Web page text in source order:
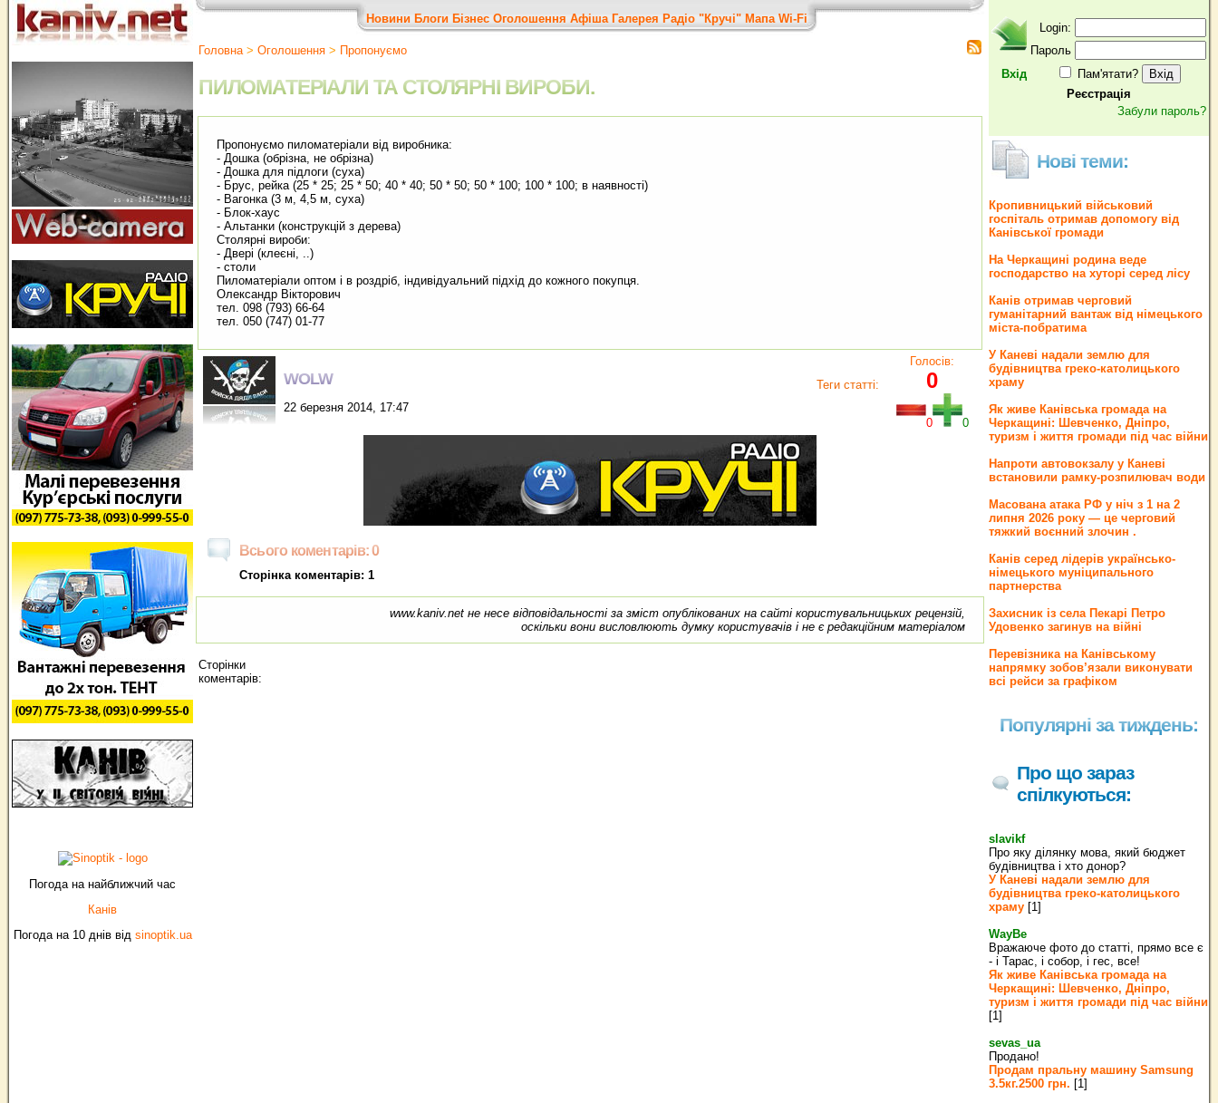
Погода на найближчий час
Канів
Погода на 10 днів від sinoptik.ua
Новини Блоги Бізнес Оголошення Афіша Галерея Радіо "Кручі" Мапа Wi-Fi
Головна> Оголошення > Пропонуємо
ПИЛОМАТЕРІАЛИ ТА СТОЛЯРНІ ВИРОБИ.
Пропонуємо пиломатеріали від виробника:
- Дошка (обрізна, не обрізна)
- Дошка для підлоги (суха)
- Брус, рейка (25 * 25; 25 * 50; 40 * 40; 50 * 50; 50 * 100; 100 * 100; в наявності)
- Вагонка (3 м, 4,5 м, суха)
- Блок-хаус
- Альтанки (конструкцій з дерева)
Столярні вироби:
- Двері (клеєні, ..)
- столи
Пиломатеріали оптом і в роздріб, індивідуальний підхід до кожного покупця.
Олександр Вікторович
тел. 098 (793) 66-64
тел. 050 (747) 01-77
WOLW
22 березня 2014, 17:47
Теги статті:
Голосів:
0
0 0
Всього коментарів: 0
Сторінка коментарів: 1
www.kaniv.net не несе відповідальності за зміст опублікованих на сайті користувальницьких рецензій,
оскільки вони висловлюють думку користувачів і не є редакційним матеріалом
Сторінки
коментарів:
Вхід
Login:
Пароль
Пам'ятати?
Реєстрація
Забули пароль?
Нові теми:
Кропивницький військовий
госпіталь отримав допомогу від
Канівської громади
На Черкащині родина веде
господарство на хуторі серед лісу
Канів отримав черговий
гуманітарний вантаж від німецького
міста-побратима
У Каневі надали землю для
будівництва греко‐католицького
храму
Як живе Канівська громада на
Черкащині: Шевченко, Дніпро,
туризм і життя громади під час війни
Напроти автовокзалу у Каневі
встановили рамку-розпилювач води
Масована атака РФ у ніч з 1 на 2
липня 2026 року — це черговий
тяжкий воєнний злочин .
Канів серед лідерів українсько-
німецького муніципального
партнерства
Захисник із села Пекарі Петро
Удовенко загинув на війні
Перевізника на Канівському
напрямку зобов’язали виконувати
всі рейси за графіком
Популярні за тиждень:
Про що зараз
спілкуються:
slavikf
Про яку ділянку мова, який бюджет
будівництва і хто донор?
У Каневі надали землю для
будівництва греко‐католицького
храму [1]
WayBe
Вражаюче фото до статті, прямо все є
- і Тарас, і собор, і гес, все!
Як живе Канівська громада на
Черкащині: Шевченко, Дніпро,
туризм і життя громади під час війни
[1]
sevas_ua
Продано!
Продам пральну машину Samsung
3.5кг.2500 грн. [1]